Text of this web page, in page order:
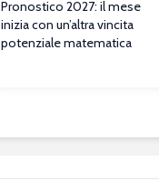
Pronostico 2027: il mese
inizia con un’altra vincita
potenziale matematica